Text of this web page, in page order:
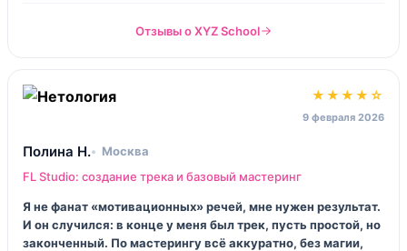
Отзывы о XYZ School
★★★★☆
9 февраля 2026
Полина Н.
Москва
FL Studio: создание трека и базовый мастеринг
Я не фанат «мотивационных» речей, мне нужен результат.
И он случился: в конце у меня был трек, пусть простой, но
законченный. По мастерингу всё аккуратно, без магии,